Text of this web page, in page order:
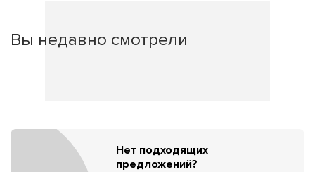
Вы недавно смотрели
Нет подходящих
предложений?